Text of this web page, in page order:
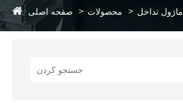
صفحه اصلی محصولات ماژول تداخل